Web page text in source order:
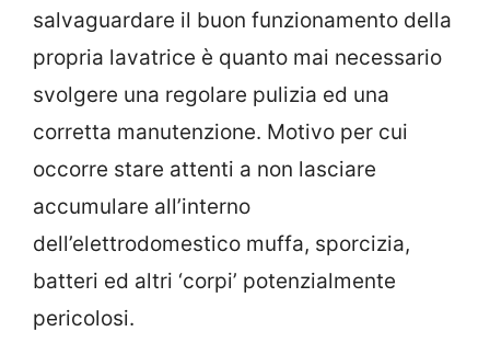
salvaguardare il buon funzionamento della
propria lavatrice è quanto mai necessario
svolgere una regolare pulizia ed una
corretta manutenzione. Motivo per cui
occorre stare attenti a non lasciare
accumulare all’interno
dell’elettrodomestico muffa, sporcizia,
batteri ed altri ‘corpi’ potenzialmente
pericolosi.